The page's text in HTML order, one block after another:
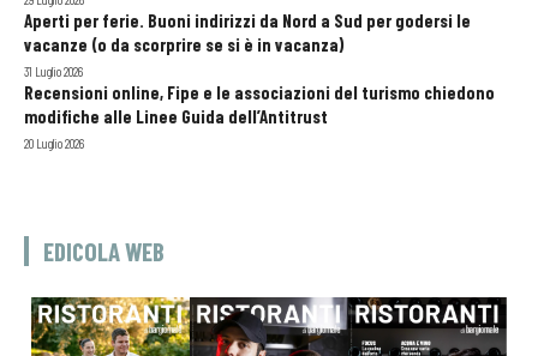
Aperti per ferie. Buoni indirizzi da Nord a Sud per godersi le
vacanze (o da scorprire se si è in vacanza)
31 Luglio 2026
Recensioni online, Fipe e le associazioni del turismo chiedono
modifiche alle Linee Guida dell’Antitrust
20 Luglio 2026
EDICOLA WEB